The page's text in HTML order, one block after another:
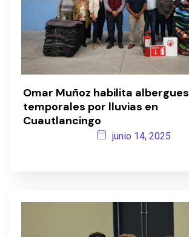
Omar Muñoz habilita albergues
temporales por lluvias en
Cuautlancingo
junio 14, 2025